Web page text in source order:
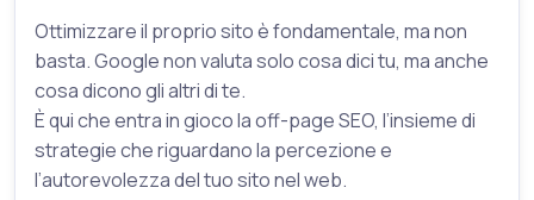
Ottimizzare il proprio sito è fondamentale, ma non
basta. Google non valuta solo cosa dici tu, ma anche
cosa dicono gli altri di te.
È qui che entra in gioco la off-page SEO, l’insieme di
strategie che riguardano la percezione e
l’autorevolezza del tuo sito nel web.